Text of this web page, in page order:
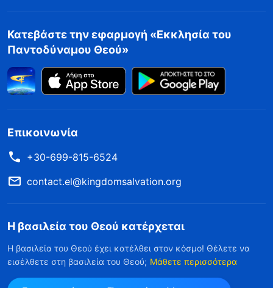
Κατεβάστε την εφαρμογή «Εκκλησία του
Παντοδύναμου Θεού»
Επικοινωνία
+30-699-815-6524
contact.el@kingdomsalvation.org
Η βασιλεία του Θεού κατέρχεται
Η βασιλεία του Θεού έχει κατέλθει στον κόσμο! Θέλετε να
εισέλθετε στη βασιλεία του Θεού; Μάθετε περισσότερα